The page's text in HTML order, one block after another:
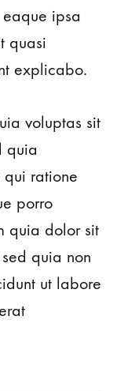
ipsa
quasi
explicabo.
voluptas sit
quia
qui ratione
porro
quia dolor sit
quia non
ut labore